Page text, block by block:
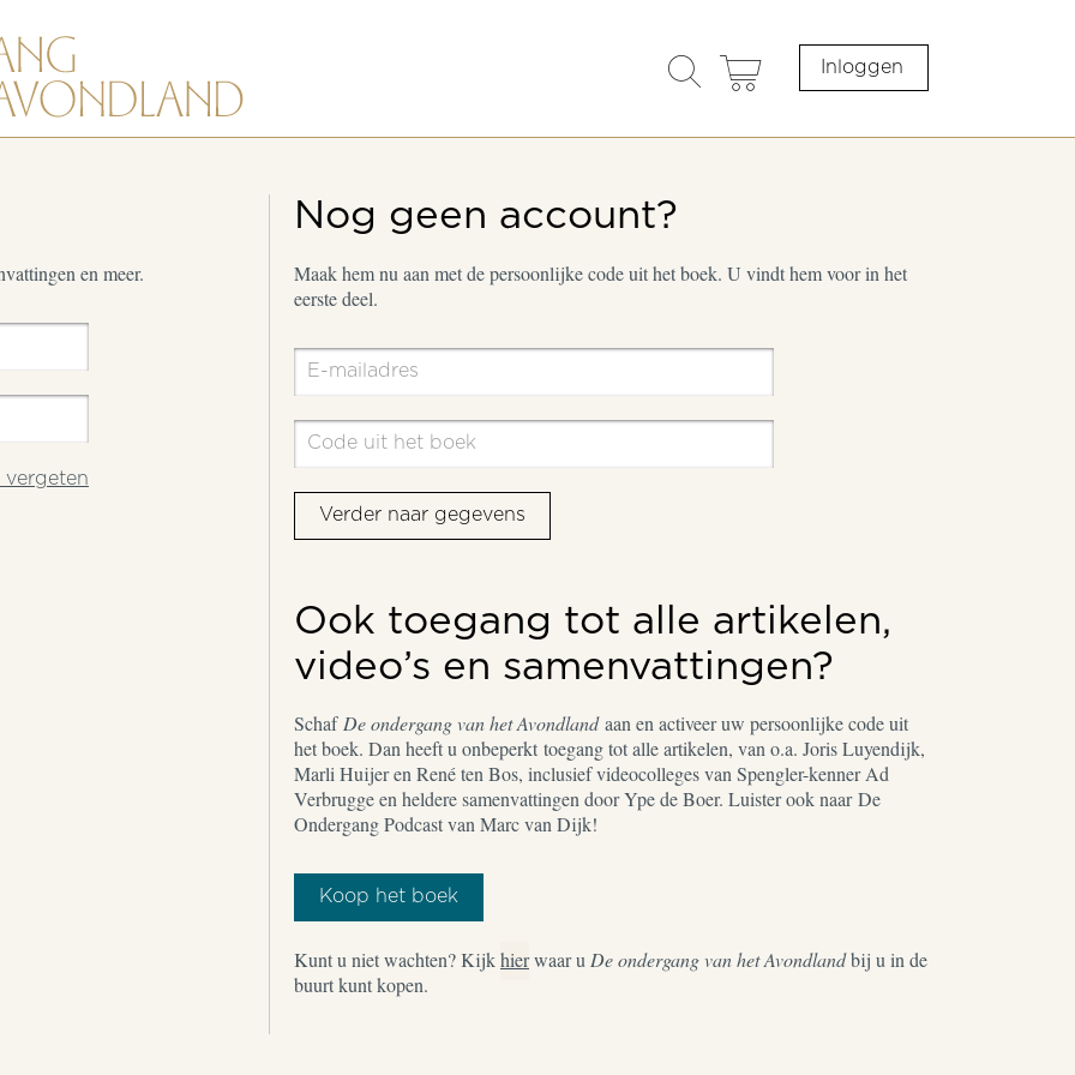
search
opener
cart Inloggen
en meer.
Nog geen account?
Maak hem nu aan met de persoonlijke code uit het boek. U vindt hem voor in het
eerste deel.
Verder naar gegevens
Ook toegang tot alle artikelen,
video’s en samenvattingen?
Schaf De ondergang van het Avondlandaan en activeer uw persoonlijke code uit
het boek. Dan heeft u onbeperkt toegang tot alle artikelen, van o.a. Joris Luyendijk,
Marli Huijer en René ten Bos, inclusief videocolleges van Spengler-kenner Ad
Verbrugge en heldere samenvattingen door Ype de Boer. Luister ook naar De
Ondergang Podcast van Marc van Dijk!
Koop het boek
Kunt u niet wachten? Kijkhierwaar u De ondergang van het Avondlandbij u in de
buurt kunt kopen.